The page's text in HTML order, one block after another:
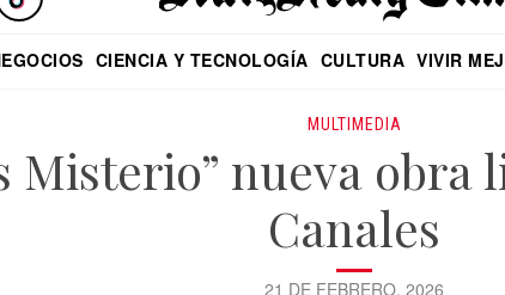
CIENCIA Y TECNOLOGÍA CULTURA VIVIR
MULTIMEDIA
Misterio” nueva
Canales
21 DE FEBRERO, 2026